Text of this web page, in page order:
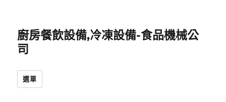
廚房餐飲設備,冷凍設備-食品機械公
司
選單